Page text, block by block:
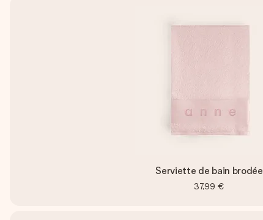
Serviette de bain brodée
37,99 €